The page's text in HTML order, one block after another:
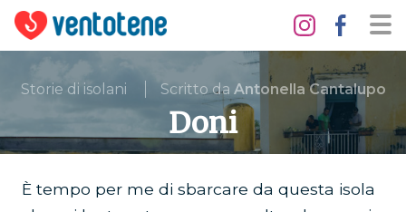
Storie di isolani Scritto da Antonella Cantalupo
Doni
È tempo per me di sbarcare da questa isola